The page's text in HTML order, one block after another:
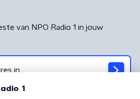
van NPO Radio 1 in jouw